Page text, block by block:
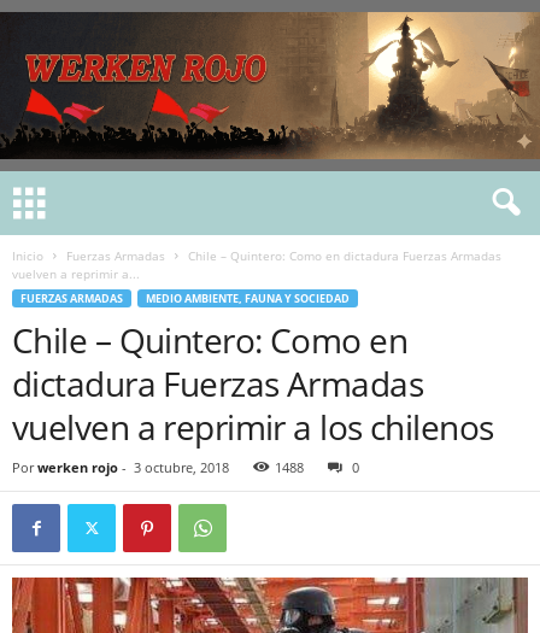
Inicio Fuerzas Armadas
Chile – Quintero: Como en dictadura Fuerzas Armadas
vuelven a reprimir a...
FUERZAS ARMADAS MEDIO AMBIENTE, FAUNA Y SOCIEDAD
Chile – Quintero: Como en
dictadura Fuerzas Armadas
vuelven a reprimir a los chilenos
Por werken rojo - 3 octubre, 2018 1488 0